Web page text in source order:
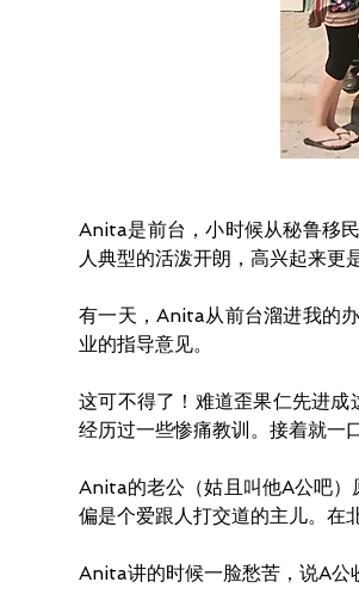
Anita是前台，小时候从秘鲁移
人典型的活泼开朗，高兴起来更
有一天，Anita从前台溜进我的
业的指导意见。
这可不得了！难道歪果仁先进
经历过一些惨痛教训。接着就一
Anita的老公（姑且叫他A公吧）
偏是个爱跟人打交道的主儿。在
Anita讲的时候一脸愁苦，说A公